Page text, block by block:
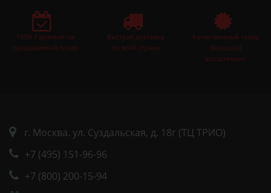
100% Гарантия на
продаваемый товар
Быстрая доставка
по всей стране
Качественный товар
большой
ассортимент
г. Москва. ул. Суздальская, д. 18г (ТЦ ТРИО)
+7 (495) 151-96-96
+7 (800) 200-15-94